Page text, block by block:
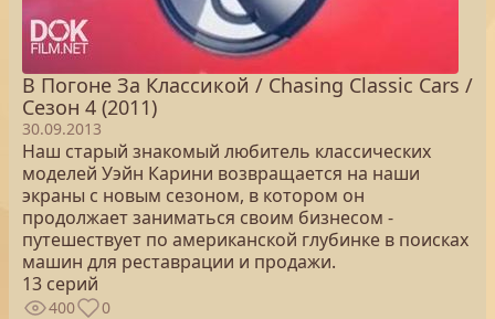
В Погоне За Классикой / Chasing Classic Cars /
Сезон 4 (2011)
30.09.2013
Наш старый знакомый любитель классических
моделей Уэйн Карини возвращается на наши
экраны с новым сезоном, в котором он
продолжает заниматься своим бизнесом -
путешествует по американской глубинке в поисках
машин для реставрации и продажи.
13 серий
400 0